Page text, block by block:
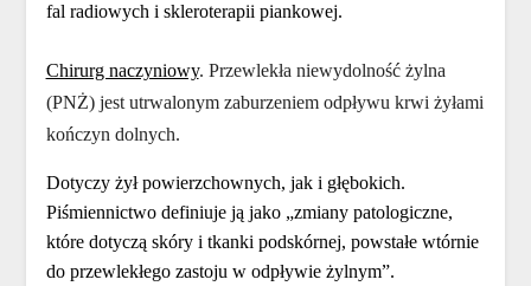
fal radiowych i skleroterapii piankowej.
Chirurg naczyniowy. Przewlekła niewydolność żylna
(PNŻ) jest utrwalonym zaburzeniem odpływu krwi żyłami
kończyn dolnych.
Dotyczy żył powierzchownych, jak i głębokich.
Piśmiennictwo definiuje ją jako „zmiany patologiczne,
które dotyczą skóry i tkanki podskórnej, powstałe wtórnie
do przewlekłego zastoju w odpływie żylnym”.